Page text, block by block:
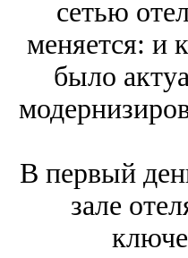
сетью
меняется: и
было
В первый
зале